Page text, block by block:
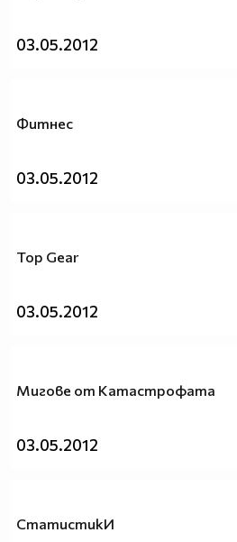
03.05.2012
Фитнес
03.05.2012
Top Gear
03.05.2012
Мигове от Kатастрофата
03.05.2012
СтатистикИ